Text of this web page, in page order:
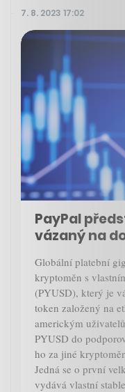
7. 8. 2023 17:02
PayPal
vázaný na
Globální platební
kryptoměn s
(PYUSD), který je
token založený na
americkým
PYUSD do
ho za jiné
Jedná se o první
vydává vlastní